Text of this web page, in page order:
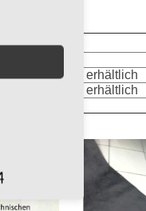
Rollenabschnitt erhältlich
Rollenabschnitt erhältlich